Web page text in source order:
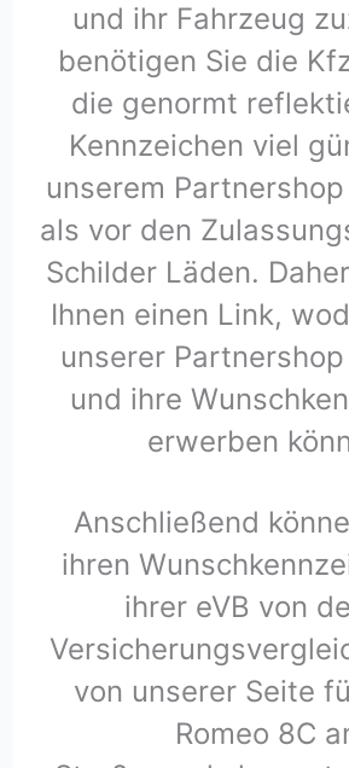
und ihr Fahrzeug
benötigen Sie die
die genormt
Kennzeichen viel
unserem
als vor den
Schilder Läden.
Ihnen einen Link,
unserer
und ihre
erwerben
Anschließend
ihren
ihrer eVB von
von unserer Seite
Romeo 8C